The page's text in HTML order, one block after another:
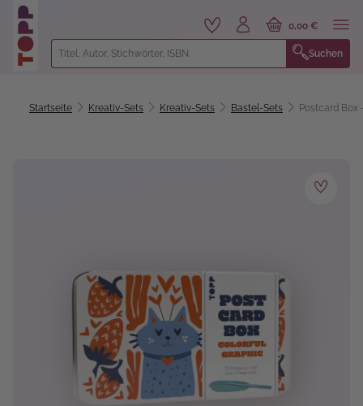
springen
Suchen
0,00 €
Startseite Kreativ-Sets Kreativ-Sets Bastel-Sets Postcard Box